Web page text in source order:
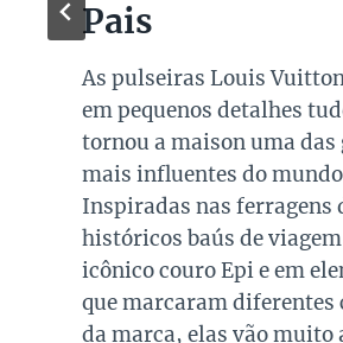
Pais
As pulseiras Louis
em pequenos detalhes
tornou a maison uma das
mais influentes do
Inspiradas nas ferragens
históricos baús de
icônico couro Epi e em
que marcaram diferentes
da marca, elas vão muito